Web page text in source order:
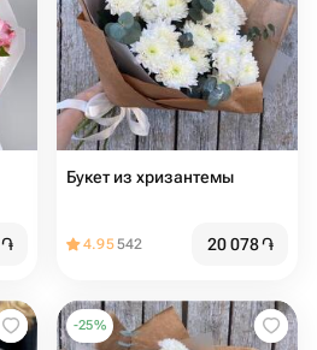
֏
Букет из хризантемы
4.95542 20 078֏
-25%